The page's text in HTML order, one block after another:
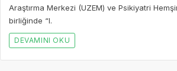
Araştırma Merkezi (UZEM) ve Psikiyatri
birliğinde “I.
DEVAMINI OKU